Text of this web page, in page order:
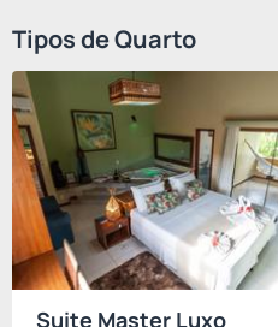
Tipos de Quarto
Suite Master Luxo